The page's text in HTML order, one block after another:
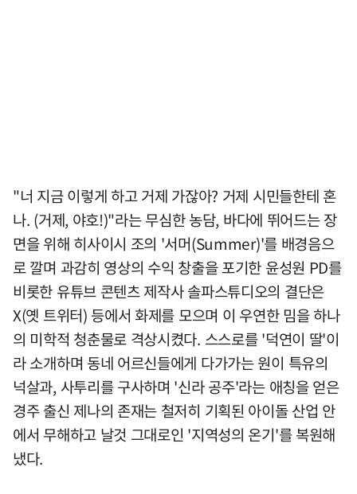
"너 지금 이렇게 하고 거제 가잖아? 거제 시민들한테 혼
나. (거제, 야호!)"라는 무심한 농담, 바다에 뛰어드는 장
면을 위해 히사이시 조의 '서머(Summer)'를 배경음으
로 깔며 과감히 영상의 수익 창출을 포기한 윤성원 PD를
비롯한 유튜브 콘텐츠 제작사 솔파스튜디오의 결단은
X(옛 트위터) 등에서 화제를 모으며 이 우연한 밈을 하나
의 미학적 청춘물로 격상시켰다. 스스로를 '덕연이 딸'이
라 소개하며 동네 어르신들에게 다가가는 원이 특유의
넉살과, 사투리를 구사하며 '신라 공주'라는 애칭을 얻은
경주 출신 제나의 존재는 철저히 기획된 아이돌 산업 안
에서 무해하고 날것 그대로인 '지역성의 온기'를 복원해
냈다.